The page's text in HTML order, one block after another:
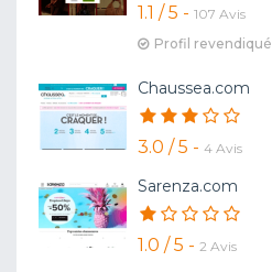
1.1 / 5 - 107 Avis
Profil revendiqué
Chaussea.com
3.0 / 5 - 4 Avis
Sarenza.com
1.0 / 5 - 2 Avis